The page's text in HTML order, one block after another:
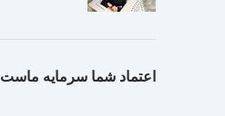
اعتماد شما سرمایه ماست